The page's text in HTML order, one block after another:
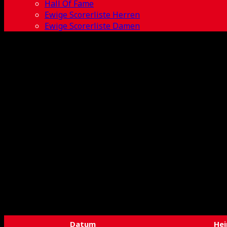
Hall Of Fame
Ewige Scorerliste Herren
Ewige Scorerliste Damen
Datum